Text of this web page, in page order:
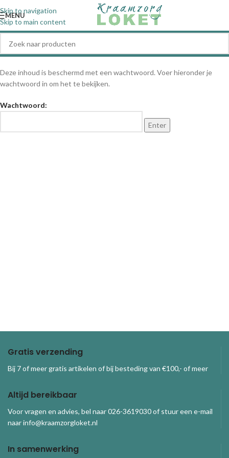
Skip to navigation
Skip to main content
MENU
Deze inhoud is beschermd met een wachtwoord. Voer hieronder je
wachtwoord in om het te bekijken.
Wachtwoord:
Gratis verzending
Bij 7 of meer gratis artikelen of bij besteding van €100,- of meer
Altijd bereikbaar
Voor vragen en advies, bel naar 026-3619030 of stuur een e-mail
naar info@kraamzorgloket.nl
In samenwerking